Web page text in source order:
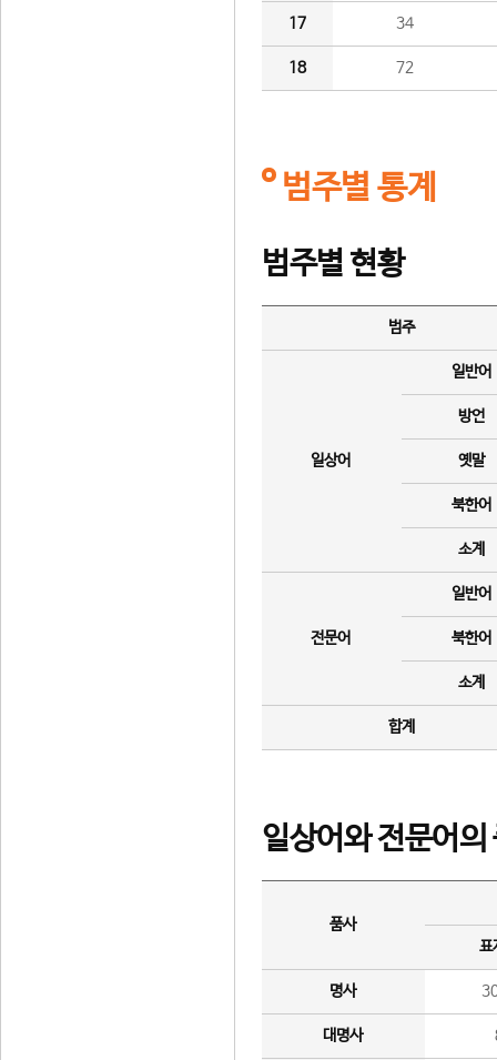
17 34
18 72
범주별 통계
범주별 현황
범주
일상어
일반어
방언
옛말
북한어
소계
전문어
일반어
북한어
소계
합계
일상어와 전문어의
품사
표
명사
대명사